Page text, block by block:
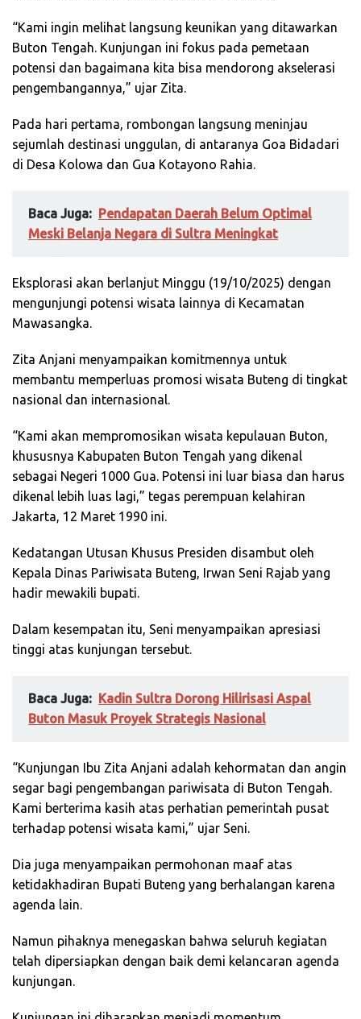
“Kami ingin melihat langsung keunikan yang ditawarkan
Buton Tengah. Kunjungan ini fokus pada pemetaan
potensi dan bagaimana kita bisa mendorong akselerasi
pengembangannya,” ujar Zita.
Pada hari pertama, rombongan langsung meninjau
sejumlah destinasi unggulan, di antaranya Goa Bidadari
di Desa Kolowa dan Gua Kotayono Rahia.
Baca Juga:
Pendapatan Daerah Belum Optimal
Meski Belanja Negara di Sultra Meningkat
Eksplorasi akan berlanjut Minggu (19/10/2025) dengan
mengunjungi potensi wisata lainnya di Kecamatan
Mawasangka.
Zita Anjani menyampaikan komitmennya untuk
membantu memperluas promosi wisata Buteng di tingkat
nasional dan internasional.
“Kami akan mempromosikan wisata kepulauan Buton,
khususnya Kabupaten Buton Tengah yang dikenal
sebagai Negeri 1000 Gua. Potensi ini luar biasa dan harus
dikenal lebih luas lagi,” tegas perempuan kelahiran
Jakarta, 12 Maret 1990 ini.
Kedatangan Utusan Khusus Presiden disambut oleh
Kepala Dinas Pariwisata Buteng, Irwan Seni Rajab yang
hadir mewakili bupati.
Dalam kesempatan itu, Seni menyampaikan apresiasi
tinggi atas kunjungan tersebut.
Baca Juga:
Kadin Sultra Dorong Hilirisasi Aspal
Buton Masuk Proyek Strategis Nasional
“Kunjungan Ibu Zita Anjani adalah kehormatan dan angin
segar bagi pengembangan pariwisata di Buton Tengah.
Kami berterima kasih atas perhatian pemerintah pusat
terhadap potensi wisata kami,” ujar Seni.
Dia juga menyampaikan permohonan maaf atas
ketidakhadiran Bupati Buteng yang berhalangan karena
agenda lain.
Namun pihaknya menegaskan bahwa seluruh kegiatan
telah dipersiapkan dengan baik demi kelancaran agenda
kunjungan.